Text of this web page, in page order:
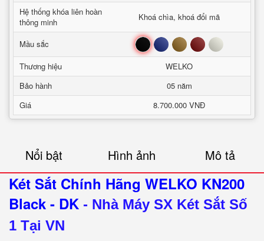
Hệ thống khóa liên hoàn
thông minh
Khoá chìa, khoá đổi mã
Mầu sắc Đen Xanh Nâu Đỏ Trắng
Thương hiệu
WELKO
Bảo hành
05 năm
Giá
8.700.000 VNĐ
Nổi bật Hình ảnh Mô tả
Két Sắt Chính Hãng WELKO KN200
Black - DK - Nhà Máy SX Két Sắt Số
1 Tại VN